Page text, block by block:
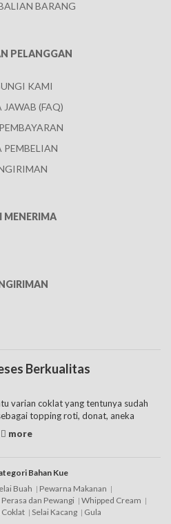
BARANG
PELANGGAN
KAMI
JAWAB (FAQ)
PEMBELIAN
MENERIMA
Berkualitas
varian coklat yang tentunya sudah
topping roti, donat, aneka
coklat ini mulai dari ribuan rupiah,
kemasan kecil, juga sampai ukuran
beberapabrand
sangat penting bagi Anda untuk
Bahan Kue
Buah
Pewarna Makanan
Perasa dan Pewangi
Whipped Cream
Coklat Selai Kacang Gula